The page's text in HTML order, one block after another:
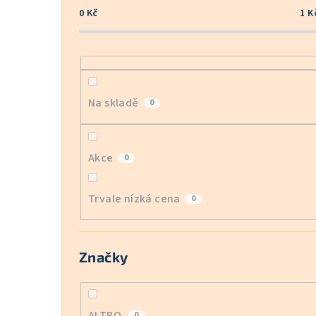
0 Kč 1
Na skladě 0
Akce 0
Trvale nízká cena 0
Značky